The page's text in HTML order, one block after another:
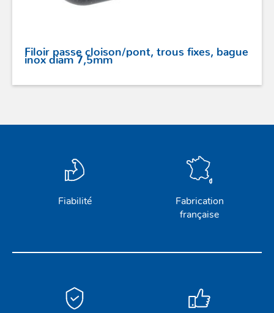
Filoir passe cloison/pont, trous fixes, bague
inox diam 7,5mm
Fiabilité
Fabrication
française